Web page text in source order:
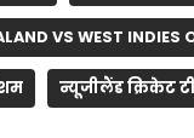
VS WEST INDIES
न्यूजीलैंड क्रिकेट